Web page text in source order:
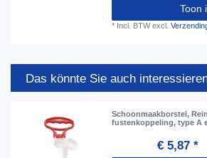
Toon
* Incl. BTWexcl.
Das könnte Sie auch
Schoonmaakborstel,
fustenkoppeling, type A
€ 5,87 *